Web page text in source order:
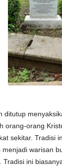
ditutup
orang-orang
sekitar. Tradisi
warisan
Tradisi ini